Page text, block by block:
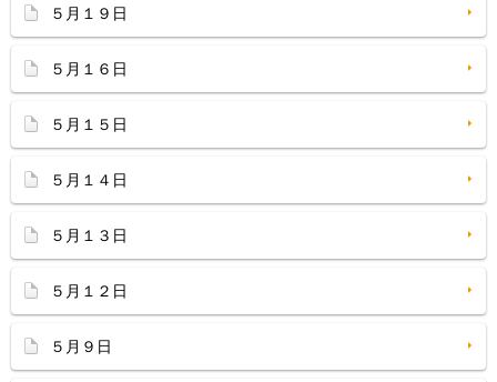
５月１９日
５月１６日
５月１５日
５月１４日
５月１３日
５月１２日
５月９日